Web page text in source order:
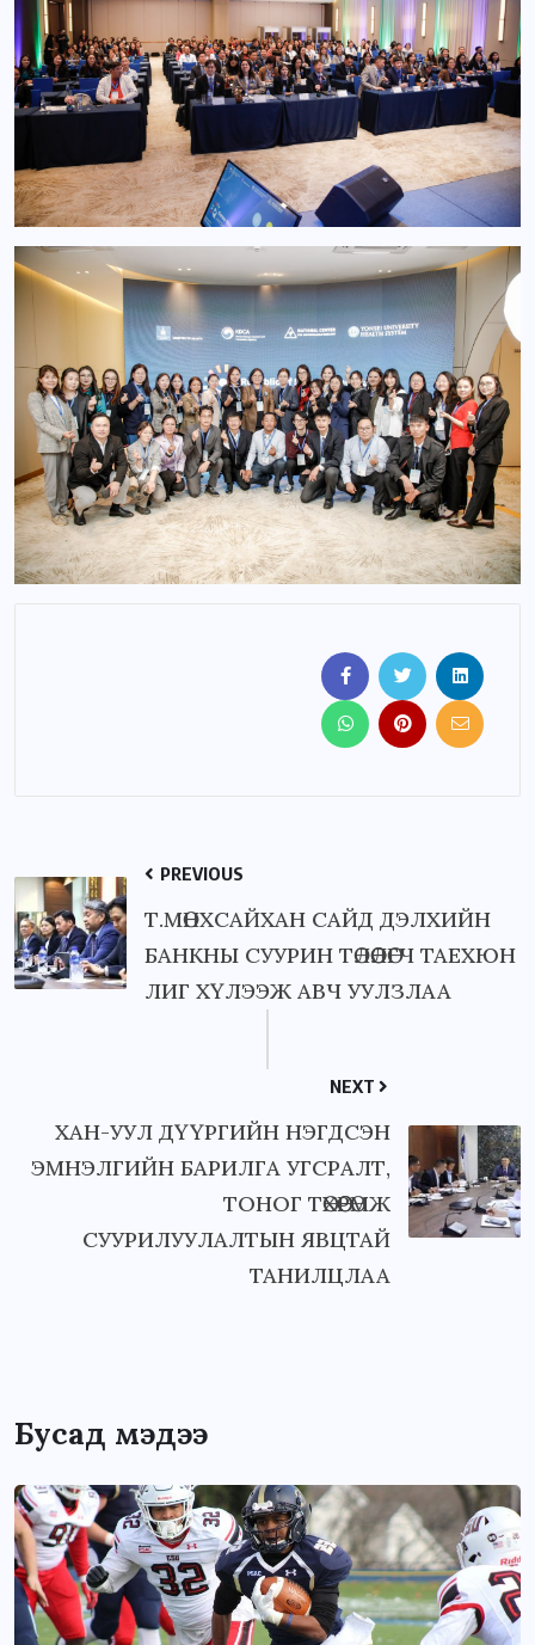
PREVIOUS
Т.МӨНХСАЙХАН САЙД ДЭЛХИЙН
БАНКНЫ СУУРИН ТӨЛӨӨЛӨГЧ ТАЕХЮН
ЛИГ ХҮЛЭЭЖ АВЧ УУЛЗЛАА
NEXT
ХАН-УУЛ ДҮҮРГИЙН НЭГДСЭН
ЭМНЭЛГИЙН БАРИЛГА УГСРАЛТ,
ТОНОГ ТӨХӨӨРӨМЖ
СУУРИЛУУЛАЛТЫН ЯВЦТАЙ
ТАНИЛЦЛАА
Бусад мэдээ